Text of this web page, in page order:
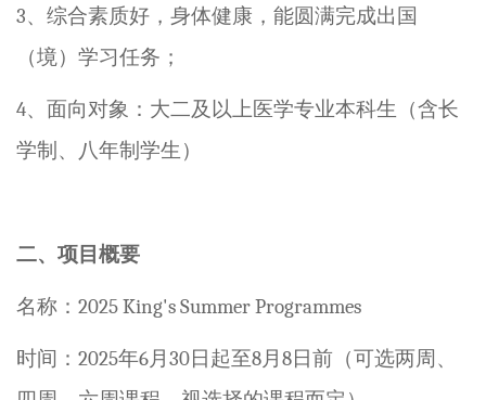
3、 综合素质好，身体健康，能圆满完成出国
（境）学习任务；
4、 面向对象：大二及以上医学专业本科生（含长
学制、八年制学生）
二、项目概要
名称： 2025King's Summer Programmes
时间： 2025年6月 30日 起至8月 8日前 （可选两周、